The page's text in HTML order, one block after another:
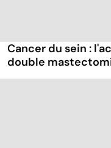
Cancer du sein :
double